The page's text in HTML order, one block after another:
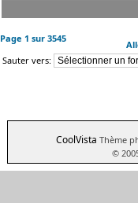
Page 1 sur 3545
Sauter vers:
CoolVista Thème
©